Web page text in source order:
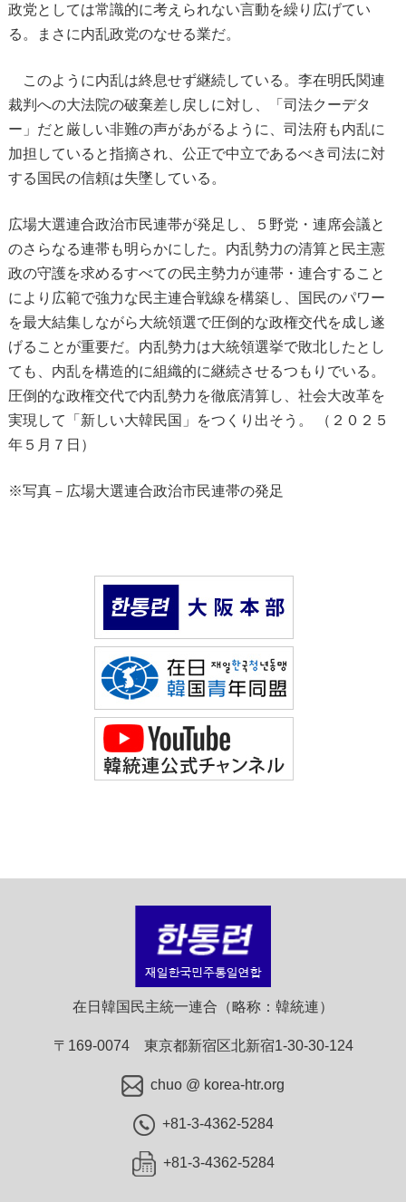
政党としては常識的に考えられない言動を繰り広げてい
る。まさに内乱政党のなせる業だ。
このように内乱は終息せず継続している。李在明氏関連
裁判への大法院の破棄差し戻しに対し、「司法クーデタ
ー」だと厳しい非難の声があがるように、司法府も内乱に
加担していると指摘され、公正で中立であるべき司法に対
する国民の信頼は失墜している。
広場大選連合政治市民連帯が発足し、５野党・連席会議と
のさらなる連帯も明らかにした。内乱勢力の清算と民主憲
政の守護を求めるすべての民主勢力が連帯・連合すること
により広範で強力な民主連合戦線を構築し、国民のパワー
を最大結集しながら大統領選で圧倒的な政権交代を成し遂
げることが重要だ。内乱勢力は大統領選挙で敗北したとし
ても、内乱を構造的に組織的に継続させるつもりでいる。
圧倒的な政権交代で内乱勢力を徹底清算し、社会大改革を
実現して「新しい大韓民国」をつくり出そう。 （２０２５
年５月７日）
※写真－広場大選連合政治市民連帯の発足
在日韓国民主統一連合（略称：韓統連）
〒169-0074 東京都新宿区北新宿1-30-30-124
chuo @ korea-htr.org
+81-3-4362-5284
+81-3-4362-5284